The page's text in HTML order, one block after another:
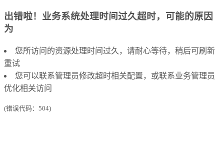
出错啦！业务系统处理时间过久超时，可能的原因
为
您所访问的资源处理时间过久，请耐心等待，稍后可刷新
重试
您可以联系管理员修改超时相关配置，或联系业务管理员
优化相关访问
(错误代码：504)